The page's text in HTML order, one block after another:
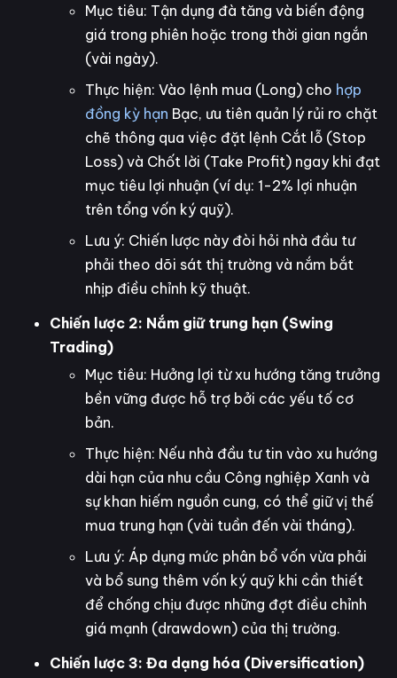
Mục tiêu: Tận dụng đà tăng và biến động
giá trong phiên hoặc trong thời gian ngắn
(vài ngày).
Thực hiện: Vào lệnh mua (Long) cho hợp
đồng kỳ hạn Bạc, ưu tiên quản lý rủi ro chặt
chẽ thông qua việc đặt lệnh Cắt lỗ (Stop
Loss) và Chốt lời (Take Profit) ngay khi đạt
mục tiêu lợi nhuận (ví dụ: 1-2% lợi nhuận
trên tổng vốn ký quỹ).
Lưu ý: Chiến lược này đòi hỏi nhà đầu tư
phải theo dõi sát thị trường và nắm bắt
nhịp điều chỉnh kỹ thuật.
Chiến lược 2: Nắm giữ trung hạn (Swing
Trading)
Mục tiêu: Hưởng lợi từ xu hướng tăng trưởng
bền vững được hỗ trợ bởi các yếu tố cơ
bản.
Thực hiện: Nếu nhà đầu tư tin vào xu hướng
dài hạn của nhu cầu Công nghiệp Xanh và
sự khan hiếm nguồn cung, có thể giữ vị thế
mua trung hạn (vài tuần đến vài tháng).
Lưu ý: Áp dụng mức phân bổ vốn vừa phải
và bổ sung thêm vốn ký quỹ khi cần thiết
để chống chịu được những đợt điều chỉnh
giá mạnh (drawdown) của thị trường.
Chiến lược 3: Đa dạng hóa (Diversification)